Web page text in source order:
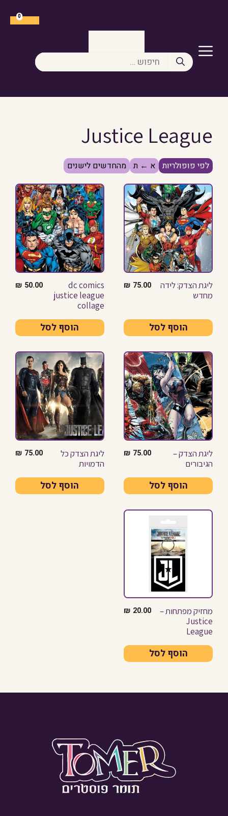
חיפוש:
0
תפריט
Justice League
לפי פופולריות א ← ת מהחדשים לישנים
ליגת הצדק: לידה
מחדש
75.00
₪
הוסף לסל
dc comics
justice league
collage
50.00
₪
הוסף לסל
ליגת הצדק –
הגיבורים
75.00
₪
הוסף לסל
ליגת הצדק כל
הדמויות
75.00
₪
הוסף לסל
מחזיק מפתחות –
Justice
League
20.00
₪
הוסף לסל